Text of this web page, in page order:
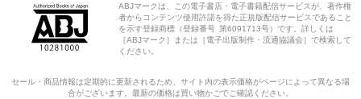
ABJマークは、この電子書店・電子書籍配信サービスが、著作権
者からコンテンツ使用許諾を得た正規版配信サービスであること
を示す登録商標（登録番号 第6091713号）です。詳しくは
［ABJマーク］または［電子出版制作・流通協議会］で検索して
ください。
セール・商品情報は定期的に更新されるため、サイト内の表示価格がページによって異なる場
合がございます。最新の価格は買い物かごでご確認ください。